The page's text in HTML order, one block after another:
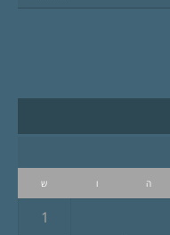
ה ו ש
1